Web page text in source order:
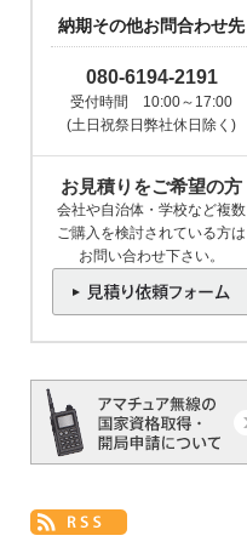
納期その他お問合わせ先
080-6194-2191
受付時間 10:00～17:00
(土日祝祭日弊社休日除く)
お見積りをご希望の方
会社や自治体・学校など複数
ご購入を検討されている方は
お問い合わせ下さい。